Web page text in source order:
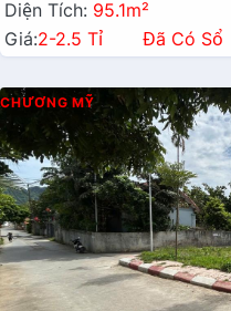
Diện Tích: 95.1m²
Giá:2-2.5 Tỉ Đã Có Sổ
CHƯƠNG MỸ